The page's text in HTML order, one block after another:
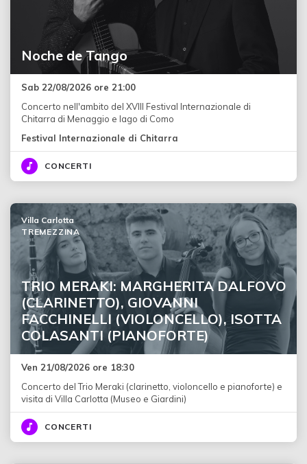
Noche de Tango
Sab 22/08/2026 ore 21:00
Concerto nell'ambito del XVIII Festival Internazionale di
Chitarra di Menaggio e lago di Como
Festival Internazionale di Chitarra
CONCERTI
TRIO MERAKI: MARGHERITA DALFOVO
(CLARINETTO), GIOVANNI
FACCHINELLI (VIOLONCELLO), ISOTTA
COLASANTI (PIANOFORTE)
Villa Carlotta
TREMEZZINA
Ven 21/08/2026 ore 18:30
Concerto del Trio Meraki (clarinetto, violoncello e pianoforte) e
visita di Villa Carlotta (Museo e Giardini)
CONCERTI